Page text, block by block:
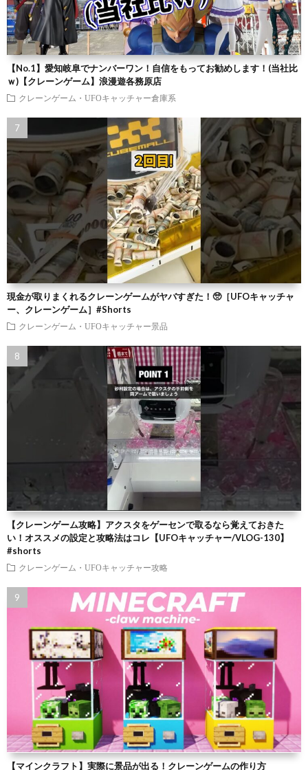
【No.1】愛知岐阜でナンバーワン！自信をもってお勧めします！(当社比
ｗ)【クレーンゲーム】浪漫遊各務原店
クレーンゲーム・UFOキャッチャー倉庫系
現金が取りまくれるクレーンゲームがヤバすぎた！🥺［UFOキャッチャ
ー、クレーンゲーム］#Shorts
クレーンゲーム・UFOキャッチャー景品
【クレーンゲーム攻略】アクスタをゲーセンで取るなら覚えておきた
い！オススメの設定と攻略法はコレ【UFOキャッチャー/VLOG-130】
#shorts
クレーンゲーム・UFOキャッチャー攻略
【マインクラフト】実際に景品が出る！クレーンゲームの作り方